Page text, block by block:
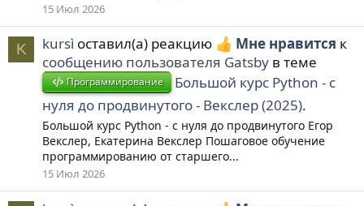
15 Июл 2026
K kursì оставил(а) реакцию Мне нравится к
сообщению пользователя Gatsby в теме
Программирование
Большой курс Python - с
нуля до продвинутого - Векслер (2025).
Большой курс Python - с нуля до продвинутого Егор
Векслер, Екатерина Векслер Пошаговое обучение
программированию от старшего...
15 Июл 2026